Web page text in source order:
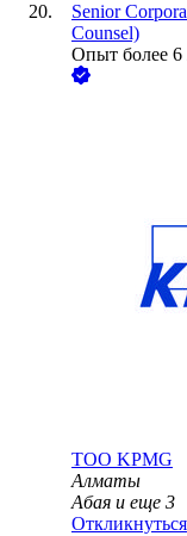
Senior
Counsel)
Опыт более 6
ТОО KPMG
Алматы
Абая и еще 3
Откликнуться